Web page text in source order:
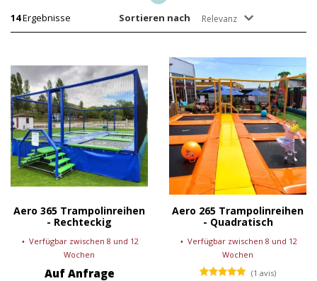
14Ergebnisse Sortieren nach Relevanz
Aero 365 Trampolinreihen
- Rechteckig
Verfügbar zwischen 8 und 12
Wochen
Auf Anfrage
Aero 265 Trampolinreihen
- Quadratisch
Verfügbar zwischen 8 und 12
Wochen
(1 avis)